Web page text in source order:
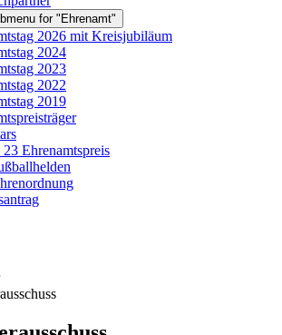
for "Ehrenamt"
2026 mit Kreisjubiläum
2024
2023
2022
2019
Ehrenamtspreis